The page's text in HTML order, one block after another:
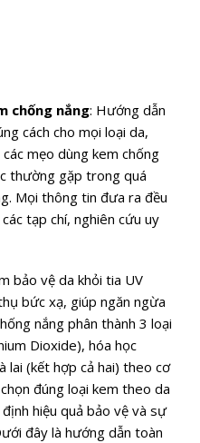
chống nắng: Hướng dẫn
cách cho mọi loại da,
mẹo dùng kem chống
thường gặp trong quá
Mọi thông tin đưa ra đều
tạp chí, nghiên cứu uy
bảo vệ da khỏi tia UV
bức xạ, giúp ngăn ngừa
nắng phân thành 3 loại
Dioxide), hóa học
lai (kết hợp cả hai) theo cơ
đúng loại kem theo da
hiệu quả bảo vệ và sự
đây là hướng dẫn toàn